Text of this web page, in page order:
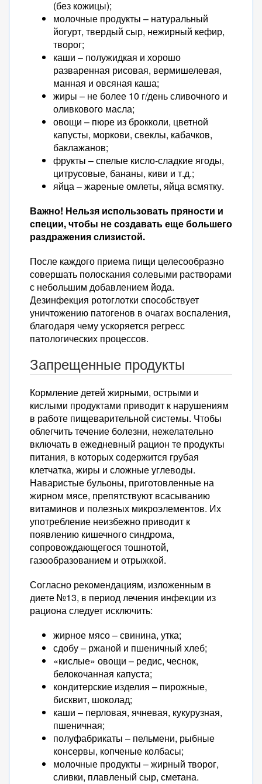
(без кожицы);
молочные продукты – натуральный
йогурт, твердый сыр, нежирный кефир,
творог;
каши – полужидкая и хорошо
разваренная рисовая, вермишелевая,
манная и овсяная каша;
жиры – не более 10 г/день сливочного и
оливкового масла;
овощи – пюре из брокколи, цветной
капусты, моркови, свеклы, кабачков,
баклажанов;
фрукты – спелые кисло-сладкие ягоды,
цитрусовые, бананы, киви и т.д.;
яйца – жареные омлеты, яйца всмятку.
Важно! Нельзя использовать пряности и
специи, чтобы не создавать еще большего
раздражения слизистой.
После каждого приема пищи целесообразно
совершать полоскания солевыми растворами
с небольшим добавлением йода.
Дезинфекция ротоглотки способствует
уничтожению патогенов в очагах воспаления,
благодаря чему ускоряется регресс
патологических процессов.
Запрещенные продукты
Кормление детей жирными, острыми и
кислыми продуктами приводит к нарушениям
в работе пищеварительной системы. Чтобы
облегчить течение болезни, нежелательно
включать в ежедневный рацион те продукты
питания, в которых содержится грубая
клетчатка, жиры и сложные углеводы.
Наваристые бульоны, приготовленные на
жирном мясе, препятствуют всасыванию
витаминов и полезных микроэлементов. Их
употребление неизбежно приводит к
появлению кишечного синдрома,
сопровождающегося тошнотой,
газообразованием и отрыжкой.
Согласно рекомендациям, изложенным в
диете №13, в период лечения инфекции из
рациона следует исключить:
жирное мясо – свинина, утка;
сдобу – ржаной и пшеничный хлеб;
«кислые» овощи – редис, чеснок,
белокочанная капуста;
кондитерские изделия – пирожные,
бисквит, шоколад;
каши – перловая, ячневая, кукурузная,
пшеничная;
полуфабрикаты – пельмени, рыбные
консервы, копченые колбасы;
молочные продукты – жирный творог,
сливки, плавленый сыр, сметана.